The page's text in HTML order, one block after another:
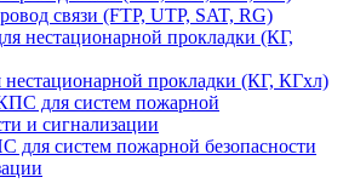
связи (FTP, UTP, SAT, RG)
нестационарной прокладки (КГ, КГхл)
для систем пожарной безопасности